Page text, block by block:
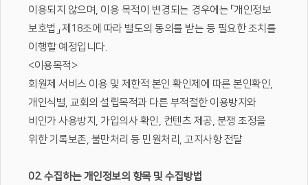
이용되지 않으며, 이용 목적이 변경되는 경우에는 「개인정보
보호법」 제18조에 따라 별도의 동의를 받는 등 필요한 조치를
이행할 예정입니다.
<이용목적>
회원제 서비스 이용 및 제한적 본인 확인제에 따른 본인확인,
개인식별, 교회의 설립목적과 다른 부적절한 이용방지와
비인가 사용방지, 가입의사 확인, 컨텐츠 제공, 분쟁 조정을
위한 기록보존, 불만처리 등 민원처리, 고지사항 전달
02. 수집하는 개인정보의 항목 및 수집방법